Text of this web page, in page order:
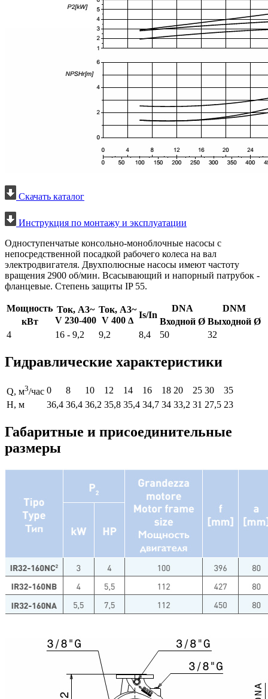
Скачать каталог
Инструкция по монтажу и эксплуатации
Одноступенчатые консольно-моноблочные насосы с
непосредственной посадкой рабочего колеса на вал
электродвигателя. Двухполюсные насосы имеют частоту
вращения 2900 об/мин. Всасывающий и напорный патрубок -
фланцевые. Степень защиты IP 55.
Мощность Ток, А3~
V 230-400
Ток, А3~
V 400 Δ
Is/In
DNA
DNM
кВт
Входной Ø Выходной Ø
4
16 - 9,2 9,2 8,4 50 32
Гидравлические характеристики
Q, м3/час 0 8 10 12 14 16 18 20 25 30
35
H, м
36,4 36,4 36,2 35,8 35,4 34,7 34 33,2 31 27,5 23
Габаритные и присоединительные
размеры